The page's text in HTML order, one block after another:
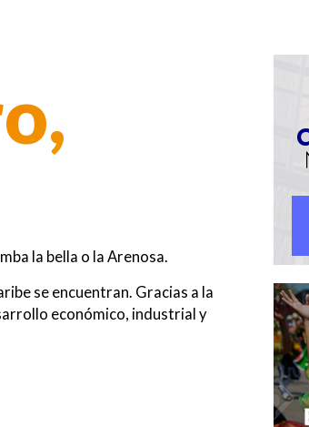
la bella o la Arenosa.
se encuentran. Gracias a la
económico, industrial y